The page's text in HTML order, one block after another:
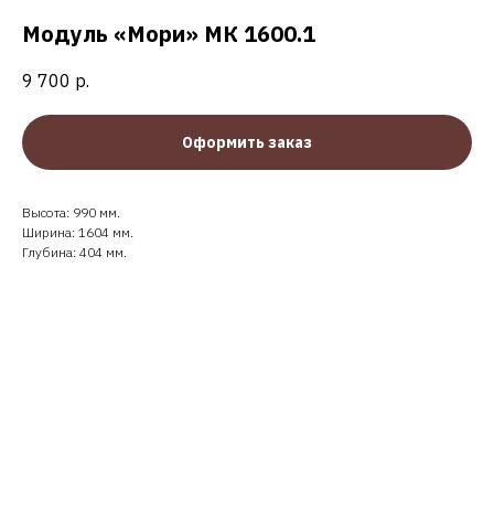
Модуль «Мори» МК 1600.1
9 700 р.
Оформить заказ
Высота: 990 мм.
Ширина: 1604 мм.
Глубина: 404 мм.